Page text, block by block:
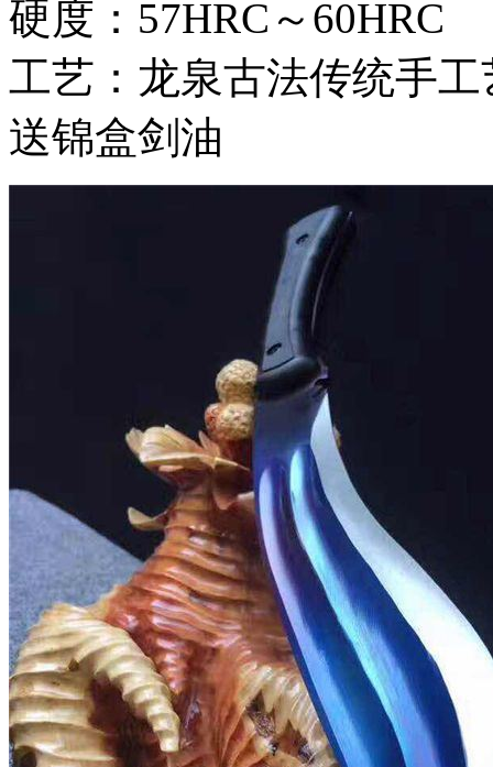
硬度：57HRC～60HRC
工艺：龙泉古法传统手工
送锦盒剑油